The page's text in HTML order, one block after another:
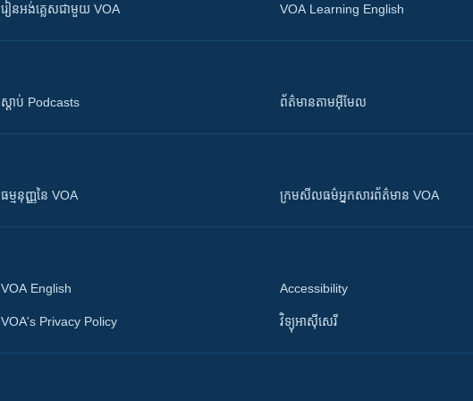
រៀន​​​​​​អង់គ្លេស​​ជាមួយ VOA VOA Learning English
ស្តាប់ Podcasts ព័ត៌មាន​តាម​អ៊ីមែល
ធម្មនុញ្ញ​នៃ VOA ក្រម​​​សីលធម៌​​​អ្នក​​​សារព័ត៌មាន VOA
VOA English
VOA's Privacy Policy
Accessibility
វិទ្យុ​អាស៊ី​សេរី